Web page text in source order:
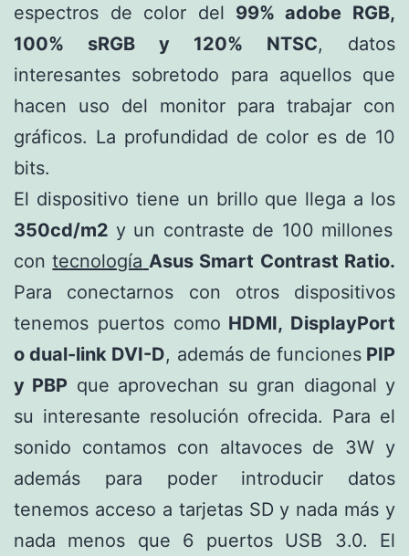
espectros de color del 99% adobe RGB,
100% sRGB y 120% NTSC, datos
interesantes sobretodo para aquellos que
hacen uso del monitor para trabajar con
gráficos. La profundidad de color es de 10
bits.
El dispositivo tiene un brillo que llega a los
350cd/m2 y un contraste de 100 millones
contecnología Asus Smart Contrast Ratio.
Para conectarnos con otros dispositivos
tenemos puertos como HDMI, DisplayPort
o dual-link DVI-D, además de funcionesPIP
y PBP que aprovechan su gran diagonal y
su interesante resolución ofrecida. Para el
sonido contamos con altavoces de 3W y
además para poder introducir datos
tenemos acceso a tarjetas SD y nada más y
nada menos que 6 puertos USB 3.0. El